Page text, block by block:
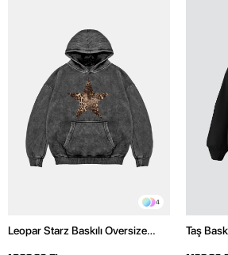
4
Leopar Starz Baskılı Oversize
Taş